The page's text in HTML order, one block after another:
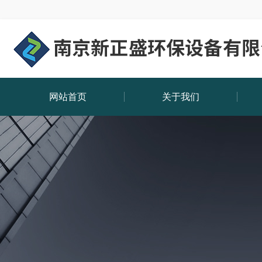
网站首页 关于我们